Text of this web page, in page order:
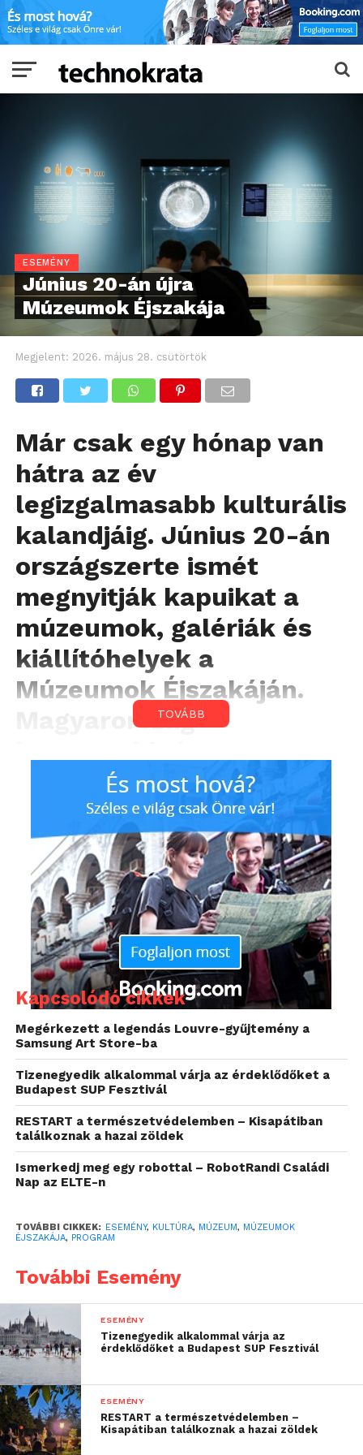
ESEMÉNY
Június 20-án újra
Múzeumok Éjszakája
Megjelent: 2026. május 28. csütörtök
Már csak egy hónap van
hátra az év
legizgalmasabb kulturális
kalandjáig. Június 20-án
országszerte ismét
megnyitják kapuikat a
múzeumok, galériák és
kiállítóhelyek a
Múzeumok Éjszakáján.
Magyarország
legnépszerűbb kulturális
eseménye idén is több
száz helyszínen, több
ezer programmal várja a
látogatókat. Az idei
esemény nagykövete,
Mautner Zsófi
gasztronómiai szakíró és
televíziós
műsorvezető, tematikája:
„Ízekbe zárt
történetek”. A 2026-os
Múzeumok Éjszakája
kiemelt városa Sopron
lesz.
Országszerte már javában készülnek a múzeumok
és kiállítóterek a Múzeumok Éjszakájára; a nyár
legrövidebb éjszakáján idén is számos különleges és
megismételhetetlen élmény vár majd a látogatókra.
Koncertek, gasztroesemények, interaktív élmények,
családi- és gyermekprogramok, tárlatvezetések,
workshopok és látványos attrakciók várják az
éjszakázókat egészen hajnalig.
Mautner Zsófi, a Múzeumok
TOVÁBB
Kapcsolódó cikkek
Megérkezett a legendás Louvre-gyűjtemény a
Samsung Art Store-ba
Tizenegyedik alkalommal várja az érdeklődőket a
Budapest SUP Fesztivál
RESTART a természetvédelemben – Kisapátiban
találkoznak a hazai zöldek
Ismerkedj meg egy robottal – RobotRandi Családi
Nap az ELTE-n
TOVÁBBI CIKKEK: ESEMÉNY, KULTÚRA, MÚZEUM, MÚZEUMOK
ÉJSZAKÁJA, PROGRAM
További Esemény
ESEMÉNY
Tizenegyedik alkalommal várja az
érdeklődőket a Budapest SUP Fesztivál
ESEMÉNY
RESTART a természetvédelemben –
Kisapátiban találkoznak a hazai zöldek